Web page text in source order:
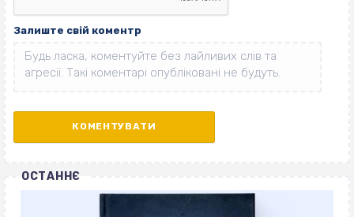
Залиште свій коментр
ОСТАННЄ